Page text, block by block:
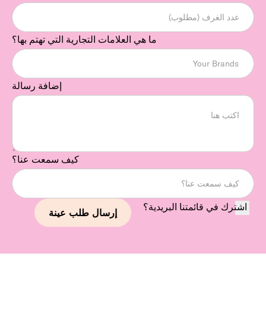
ما هي العلامات التجارية التي تهتم بها؟
إضافة رسالة
كيف سمعت عنا؟
اشترك في قائمتنا البريدية؟